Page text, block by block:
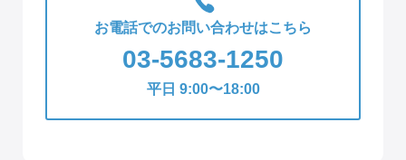
お電話でのお問い合わせはこちら
03-5683-1250
平日 9:00〜18:00